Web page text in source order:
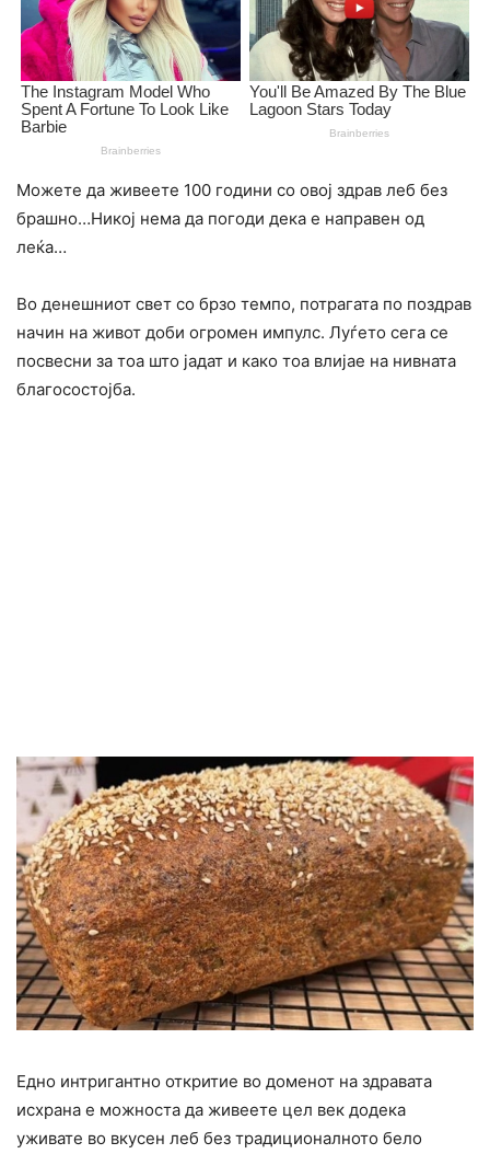
Можете да живеете 100 години со овој здрав леб без
брашно…Никој нема да погоди дека е направен од
леќа…
Во денешниот свет со брзо темпо, потрагата по поздрав
начин на живот доби огромен импулс. Луѓето сега се
посвесни за тоа што јадат и како тоа влијае на нивната
благосостојба.
Едно интригантно откритие во доменот на здравата
исхрана е можноста да живеете цел век додека
уживате во вкусен леб без традиционалното бело